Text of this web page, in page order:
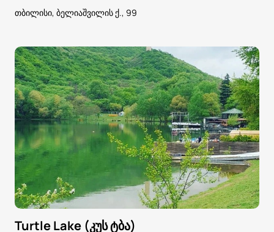
თბილისი, ბელიაშვილის ქ., 99
Turtle Lake (კუს ტბა)